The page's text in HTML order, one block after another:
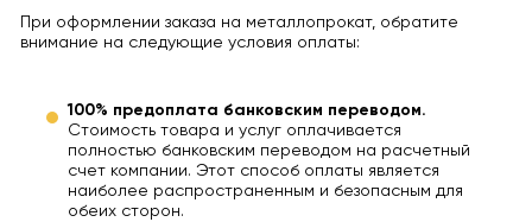
При оформлении заказа на металлопрокат, обратите
внимание на следующие условия оплаты:
100% предоплата банковским переводом.
Стоимость товара и услуг оплачивается
полностью банковским переводом на расчетный
счет компании. Этот способ оплаты является
наиболее распространенным и безопасным для
обеих сторон.